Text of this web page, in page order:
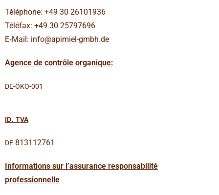
Télé­phone: +49 30 26101936
Téléfax: +49 30 25797696
E‑Mail: info@apimiel-gmbh.de
Agence de con­trôle organique:
DE-ÖKO-001
ID. TVA
DE 813112761
Infor­ma­tions sur l’assu­rance responsa­bi­lité
professionnelle